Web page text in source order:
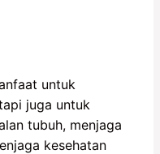
untuk
juga untuk
tubuh, menjaga
kesehatan